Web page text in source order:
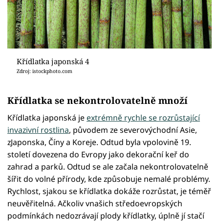
Křídlatka japonská 4
Zdroj: istockphoto.com
Křídlatka se nekontrolovatelně množí
Křídlatka japonská je extrémně rychle se rozrůstající
invazivní rostlina, původem ze severovýchodní Asie,
zJaponska, Číny a Koreje. Odtud byla vpolovině 19.
století dovezena do Evropy jako dekorační keř do
zahrad a parků. Odtud se ale začala nekontrolovatelně
šířit do volné přírody, kde způsobuje nemalé problémy.
Rychlost, sjakou se křídlatka dokáže rozrůstat, je téměř
neuvěřitelná. Ačkoliv vnašich středoevropských
podmínkách nedozrávají plody křídlatky, úplně jí stačí